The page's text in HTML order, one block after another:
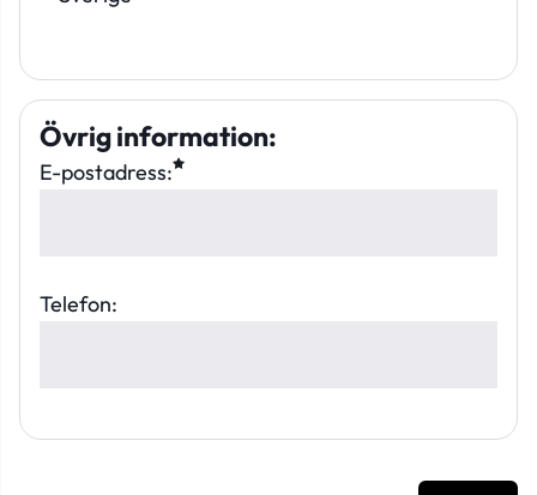
Övrig information:
E-postadress:
Telefon: